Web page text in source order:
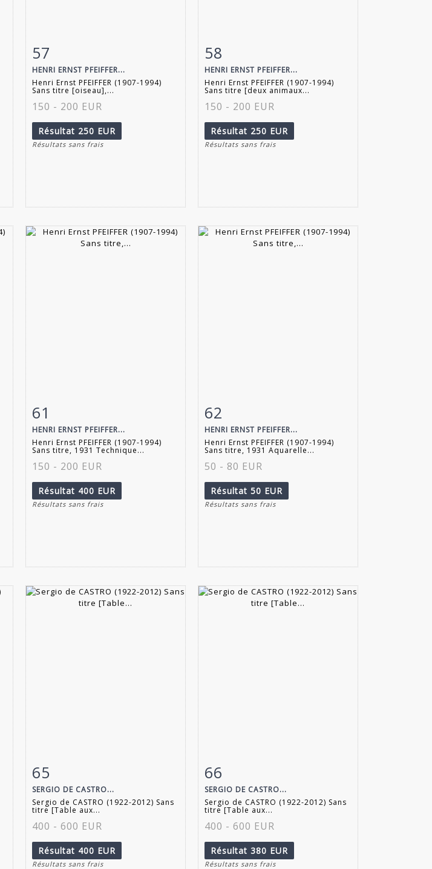
Fiche détaillée
57
HENRI ERNST PFEIFFER...
Henri Ernst PFEIFFER (1907-1994)
Sans titre [oiseau],...
150 - 200 EUR
Résultat 250 EUR
Résultats sans frais
Fiche détaillée
58
HENRI ERNST PFEIFFER...
Henri Ernst PFEIFFER (1907-1994)
Sans titre [deux animaux...
150 - 200 EUR
Résultat 250 EUR
Résultats sans frais
Fiche détaillée
61
HENRI ERNST PFEIFFER...
Henri Ernst PFEIFFER (1907-1994)
Sans titre, 1931 Technique...
150 - 200 EUR
Résultat 400 EUR
Résultats sans frais
Fiche détaillée
62
HENRI ERNST PFEIFFER...
Henri Ernst PFEIFFER (1907-1994)
Sans titre, 1931 Aquarelle...
50 - 80 EUR
Résultat 50 EUR
Résultats sans frais
Fiche détaillée
65
SERGIO DE CASTRO...
Sergio de CASTRO (1922-2012) Sans
titre [Table aux...
400 - 600 EUR
Résultat 400 EUR
Résultats sans frais
Fiche détaillée
66
SERGIO DE CASTRO...
Sergio de CASTRO (1922-2012) Sans
titre [Table aux...
400 - 600 EUR
Résultat 380 EUR
Résultats sans frais